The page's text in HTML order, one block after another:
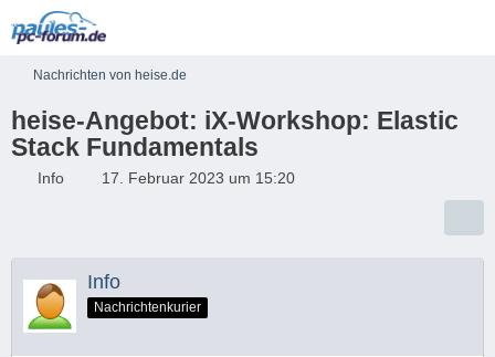
Nachrichten von heise.de
heise-Angebot: iX-Workshop: Elastic
Stack Fundamentals
Info 17. Februar 2023 um 15:20
Info
Nachrichtenkurier